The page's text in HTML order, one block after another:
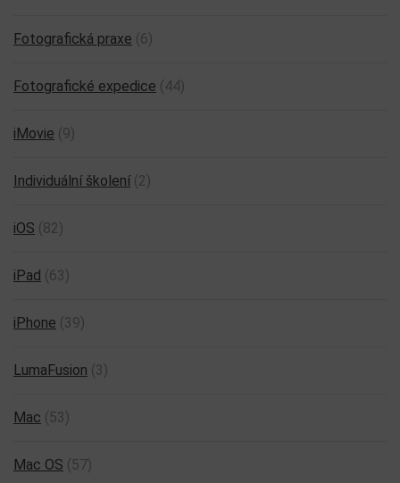
Fotografická praxe (6)
Fotografické expedice (44)
iMovie (9)
Individuální školení (2)
iOS (82)
iPad (63)
iPhone (39)
LumaFusion (3)
Mac (53)
Mac OS (57)